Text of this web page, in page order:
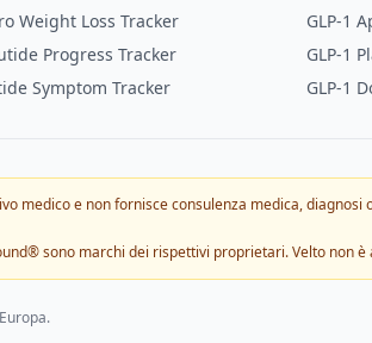
Weight Loss Tracker
Progress Tracker
Symptom Tracker
GLP-1
GLP-1
GLP-1
medico e non fornisce consulenza medica,
sono marchi dei rispettivi proprietari. Velto non